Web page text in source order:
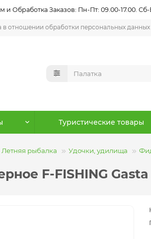
и Обработка Заказов: Пн-Пт: 09.00-17.00.
в отношении обработки персональных данных
Туристические товары
Летняя рыбалка Удочки, удилища
F-FISHING Gasta